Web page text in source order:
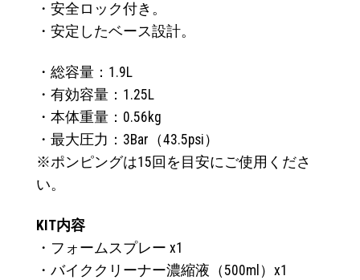
・安全ロック付き。
・安定したベース設計。
・総容量：1.9L
・有効容量：1.25L
・本体重量：0.56kg
・最大圧力：3Bar（43.5psi）
※ポンピングは15回を目安にご使用くださ
い。
KIT内容
・フォームスプレー x1
・バイククリーナー濃縮液（500ml）x1